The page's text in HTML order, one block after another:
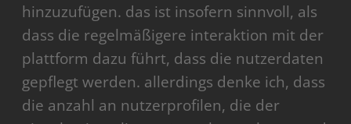
hinzuzufügen. das ist insofern sinnvoll, als
dass die regelmäßigere interaktion mit der
plattform dazu führt, dass die nutzerdaten
gepflegt werden. allerdings denke ich, dass
die anzahl an nutzerprofilen, die der